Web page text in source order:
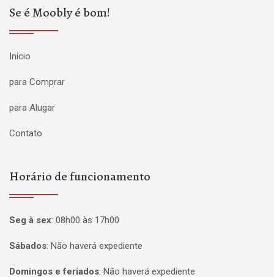
Se é Moobly é bom!
Início
para Comprar
para Alugar
Contato
Horário de funcionamento
Seg à sex: 08h00 às 17h00
Sábados: Não haverá expediente
Domingos e feriados: Não haverá expediente